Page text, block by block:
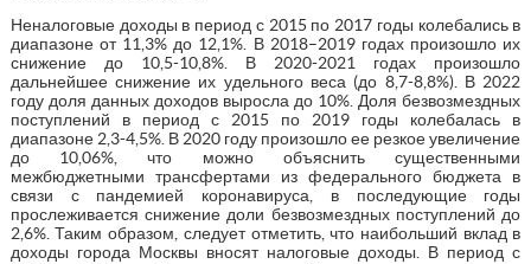
Неналоговые доходы в период с 2015 по 2017 годы колебались в
диапазоне от 11,3% до 12,1%. В 2018–2019 годах произошло их
снижение до 10,5-10,8%. В 2020-2021 годах произошло
дальнейшее снижение их удельного веса (до 8,7-8,8%). В 2022
году доля данных доходов выросла до 10%. Доля безвозмездных
поступлений в период с 2015 по 2019 годы колебалась в
диапазоне 2,3-4,5%. В 2020 году произошло ее резкое увеличение
до 10,06%, что можно объяснить существенными
межбюджетными трансфертами из федерального бюджета в
связи с пандемией коронавируса, в последующие годы
прослеживается снижение доли безвозмездных поступлений до
2,6%. Таким образом, следует отметить, что наибольший вклад в
доходы города Москвы вносят налоговые доходы. В период с